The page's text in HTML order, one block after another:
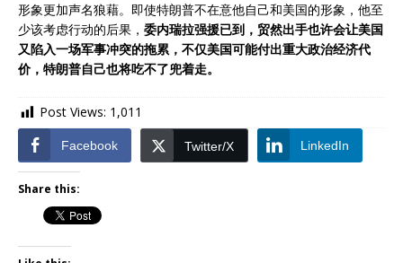
形象更加声名狼藉。即使特朗普不在意他自己和美国的形象，他至
少该考虑行动的后果， 委内瑞拉强援已到，贸然出手也许会让美国
又陷入一场军事冲突的拖累，不仅美国可能付出重大政治经济代
价，特朗普自己也将吃不了兜着走。
Post Views: 1,011
Facebook Twitter/X LinkedIn
Share this: